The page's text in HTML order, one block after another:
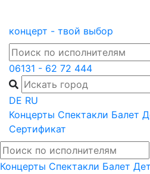
content
концерт - твой выбор
06131 - 62 72 444
DE RU
Концерты Спектакли Балет
Сертификат
Концерты Спектакли Балет